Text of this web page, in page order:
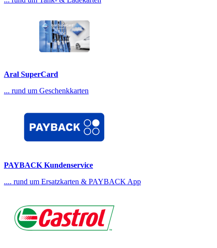
Aral SuperCard
... rund um Geschenkkarten
PAYBACK Kundenservice
.... rund um Ersatzkarten & PAYBACK App